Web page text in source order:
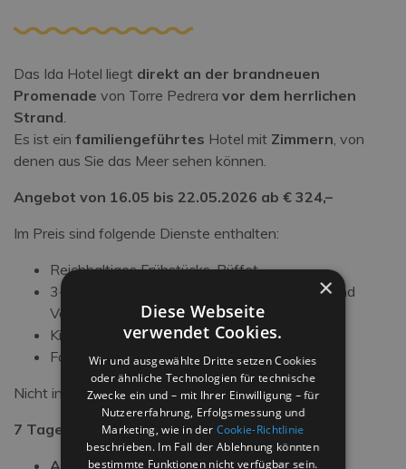
Das Ida Hotel liegt direkt an der brandneuen
Promenade von Torre Pedrera vor dem herrlichen
Strand.
Es ist ein familiengeführtes Hotel mit Zimmern, von
denen aus Sie das Meer sehen können.
Angebot von 16.05 bis 22.05.2026 ab € 324,–
Im Preis sind folgende Dienste enthalten:
Reichhaltiges Frühstücks-Büffet
3-gängiges Adendessen mit Menüauswahl und
Vorspeisen-Salat-und Obstbuffet
Kinderbetreuung am Strand (ausser Samstag)
Fahrräder und Longboard
Nicht inbegriffen Tourismus-Ortstaxe.
7 Tage in ÜF :
ADRIAZIMMER:324,-€
×
Diese Webseite
verwendet Cookies.
Wir und ausgewählte Dritte setzen Cookies
oder ähnliche Technologien für technische
Zwecke ein und – mit Ihrer Einwilligung – für
Nutzererfahrung, Erfolgsmessung und
Marketing, wie in der Cookie-Richtlinie
beschrieben. Im Fall der Ablehnung könnten
bestimmte Funktionen nicht verfügbar sein.